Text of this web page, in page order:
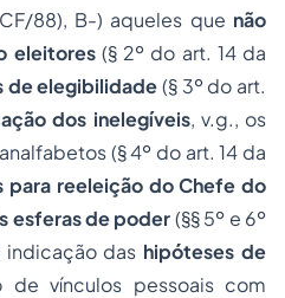
88), B-) aqueles que não
eleitores(§ 2º do art. 14 da
de elegibilidade(§ 3º do art.
dos inelegíveis, v.g., os
(§ 4º do art. 14 da
para reeleiçãodo Chefe do
esferas de poder(§§ 5º e 6º
indicação das hipóteses de
de vínculos pessoais com